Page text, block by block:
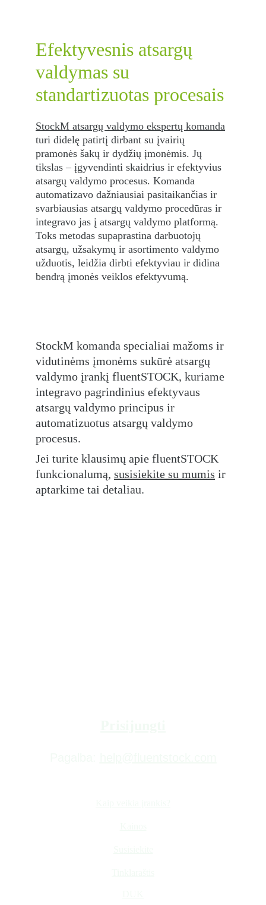
Efektyvesnis atsargų
valdymas su
standartizuotas procesais
StockM atsargų valdymo ekspertų komanda
turi didelę patirtį dirbant su įvairių
pramonės šakų ir dydžių įmonėmis. Jų
tikslas – įgyvendinti skaidrius ir efektyvius
atsargų valdymo procesus. Komanda
automatizavo dažniausiai pasitaikančias ir
svarbiausias atsargų valdymo procedūras ir
integravo jas į atsargų valdymo platformą.
Toks metodas supaprastina darbuotojų
atsargų, užsakymų ir asortimento valdymo
užduotis, leidžia dirbti efektyviau ir didina
bendrą įmonės veiklos efektyvumą.
StockM komanda specialiai mažoms ir
vidutinėms įmonėms sukūrė atsargų
valdymo įrankį fluentSTOCK, kuriame
integravo pagrindinius efektyvaus
atsargų valdymo principus ir
automatizuotus atsargų valdymo
procesus.
Jei turite klausimų apie fluentSTOCK
funkcionalumą, susisiekite su mumis ir
aptarkime tai detaliau.